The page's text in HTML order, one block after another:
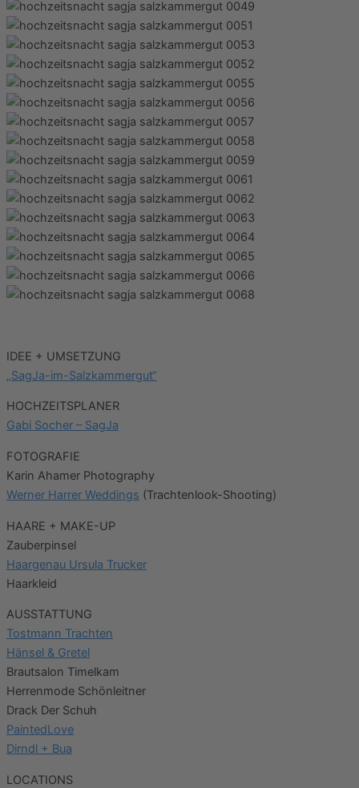
IDEE + UMSETZUNG
„SagJa-im-Salzkammergut“
HOCHZEITSPLANER
Gabi Socher – SagJa
FOTOGRAFIE
Karin Ahamer Photography
Werner Harrer Weddings (Trachtenlook-Shooting)
HAARE + MAKE-UP
Zauberpinsel
Haargenau Ursula Trucker
Haarkleid
AUSSTATTUNG
Tostmann Trachten
Hänsel & Gretel
Brautsalon Timelkam
Herrenmode Schönleitner
Drack Der Schuh
PaintedLove
Dirndl + Bua
LOCATIONS